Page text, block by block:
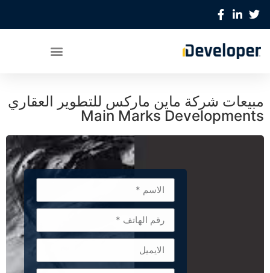
مبيعات شركة ماين ماركس للتطوير العقاري
Main Marks Developments